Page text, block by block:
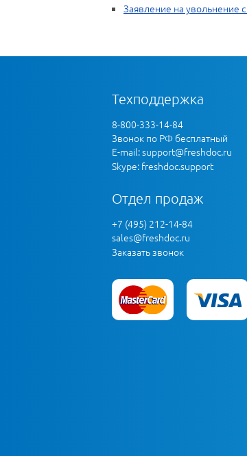
Заявление на увольнение
Техподдержка
8-800-333-14-84
Звонок по РФ бесплатный
E-mail:support@freshdoc.ru
Skype: freshdoc.support
Отдел продаж
+7 (495) 212-14-84
sales@freshdoc.ru
Заказать звонок